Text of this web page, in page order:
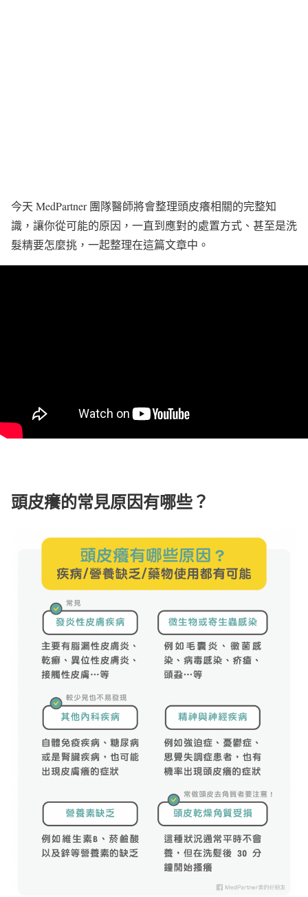
今天 MedPartner 團隊醫師將會整理頭皮癢相關的完整知
識，讓你從可能的原因，一直到應對的處置方式、甚至是洗
髮精要怎麼挑，一起整理在這篇文章中。
頭皮癢的常見原因有哪些？